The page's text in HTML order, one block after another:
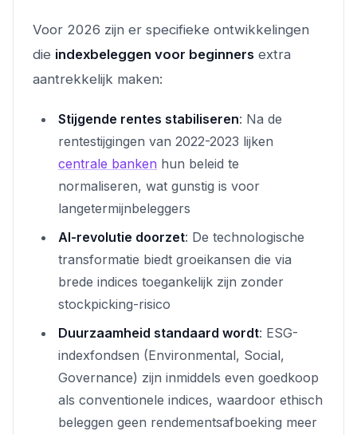
Voor 2026 zijn er specifieke ontwikkelingen
die indexbeleggen voor beginners extra
aantrekkelijk maken:
Stijgende rentes stabiliseren: Na de
rentestijgingen van 2022-2023 lijken
centrale banken hun beleid te
normaliseren, wat gunstig is voor
langetermijnbeleggers
AI-revolutie doorzet: De technologische
transformatie biedt groeikansen die via
brede indices toegankelijk zijn zonder
stockpicking-risico
Duurzaamheid standaard wordt: ESG-
indexfondsen (Environmental, Social,
Governance) zijn inmiddels even goedkoop
als conventionele indices, waardoor ethisch
beleggen geen rendementsafboeking meer